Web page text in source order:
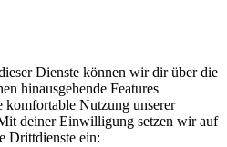
Dienste können wir dir über die
hinausgehende Features
komfortable Nutzung unserer
deiner Einwilligung setzen wir auf
Drittdienste ein: